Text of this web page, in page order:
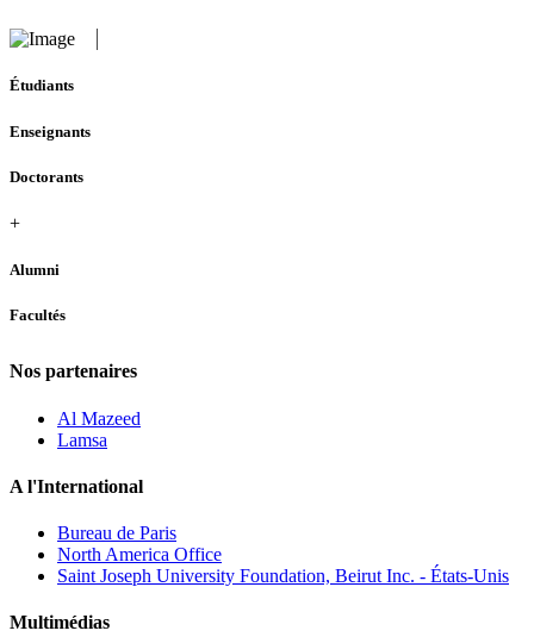
Étudiants
Enseignants
Doctorants
+
Alumni
Facultés
Nos partenaires
Al Mazeed
Lamsa
A l'International
Bureau de Paris
North America Office
Saint Joseph University Foundation, Beirut Inc. - États-Unis
Multimédias